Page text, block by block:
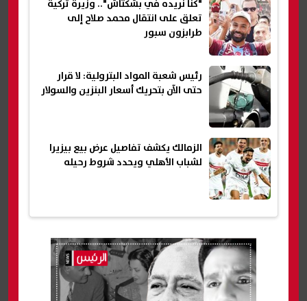
"كنا نريده في بشكتاش".. وزيرة تركية
تعلق على انتقال محمد صلاح إلى
طرابزون سبور
رئيس شعبة المواد البترولية: لا قرار
حتى الآن بتحريك أسعار البنزين والسولار
الزمالك يكشف تفاصيل عرض بيع بيزيرا
لشباب الأهلي ويحدد شروط رحيله